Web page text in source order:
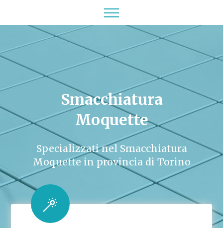
Smacchiatura
Moquette
Specializzati nel Smacchiatura
Moquette in provincia di Torino